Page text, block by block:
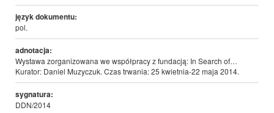
język dokumentu:
pol.
adnotacja:
Wystawa zorganizowana we współpracy z fundacją: In Search of…
Kurator: Daniel Muzyczuk. Czas trwania: 25 kwietnia-22 maja 2014.
sygnatura:
DDN/2014